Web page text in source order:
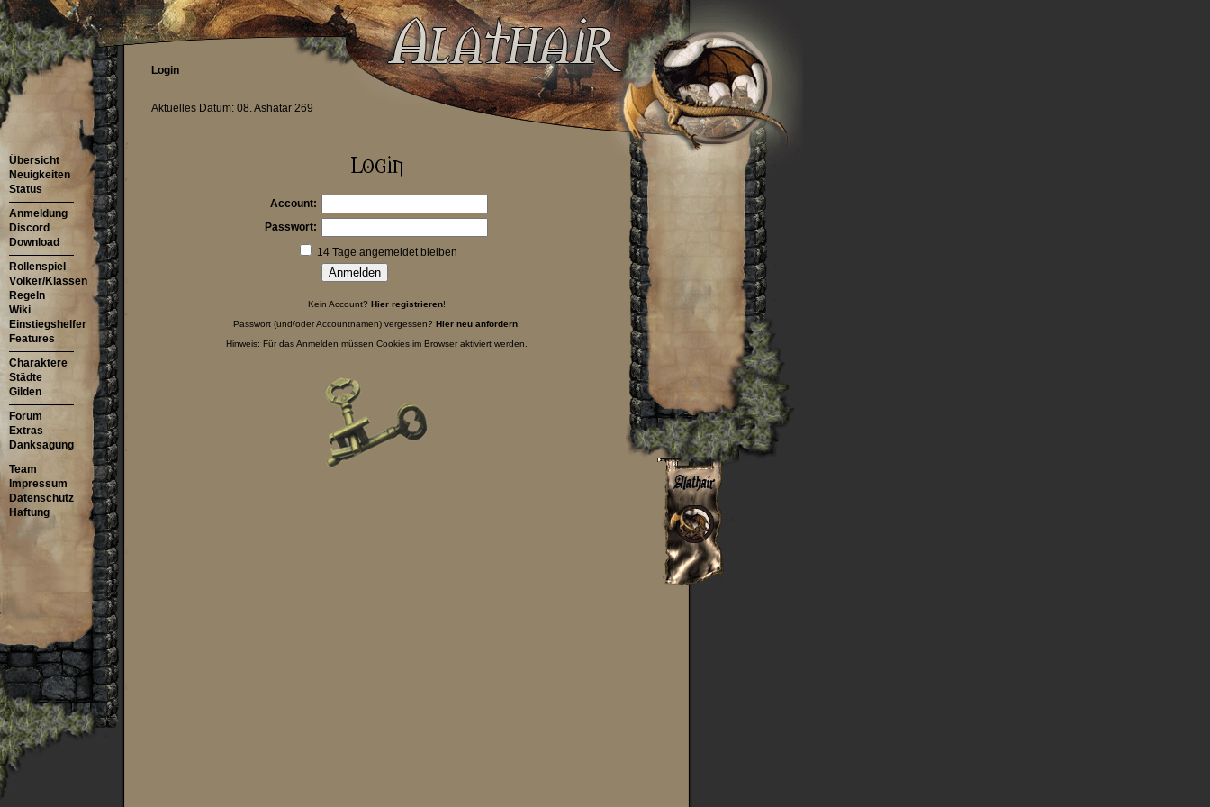
Login
Aktuelles Datum: 08. Ashatar 269
Übersicht
Neuigkeiten
Status
Anmeldung
Discord
Download
Rollenspiel
Völker/Klassen
Regeln
Wiki
Einstiegshelfer
Features
Charaktere
Städte
Gilden
Forum
Extras
Danksagung
Team
Impressum
Datenschutz
Haftung
Account:
Passwort:
14 Tage angemeldet bleiben
Kein Account? Hier registrieren!
Passwort (und/oder Accountnamen) vergessen? Hier neu anfordern!
Hinweis: Für das Anmelden müssen Cookies im Browser aktiviert werden.